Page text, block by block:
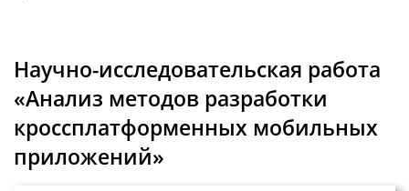
Научно-исследовательская работа
«Анализ методов разработки
кроссплатформенных мобильных
приложений»